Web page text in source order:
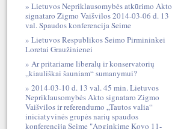
Lietuvos Nepriklausomybės atkūrimo Akto
signataro Zigmo Vaišvilos 2014-03-06 d. 13
val. Spaudos konferencija Seime
Lietuvos Respublikos Seimo Pirmininkei
Loretai Graužinienei
Ar pritariame liberalų ir konservatorių
„kiauliškai šauniam“ sumanymui?
2014-03-10 d. 13 val. 45 min. Lietuvos
Nepriklausomybės Akto signataro Zigmo
Vaišvilos ir referendumo „Tautos valia“
iniciatyvinės grupės narių spaudos
konferencija Seime "Apginkime Kovo 11-